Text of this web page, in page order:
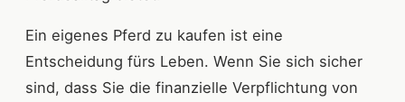
Ein eigenes Pferd zu kaufen ist eine
Entscheidung fürs Leben. Wenn Sie sich sicher
sind, dass Sie die finanzielle Verpflichtung von